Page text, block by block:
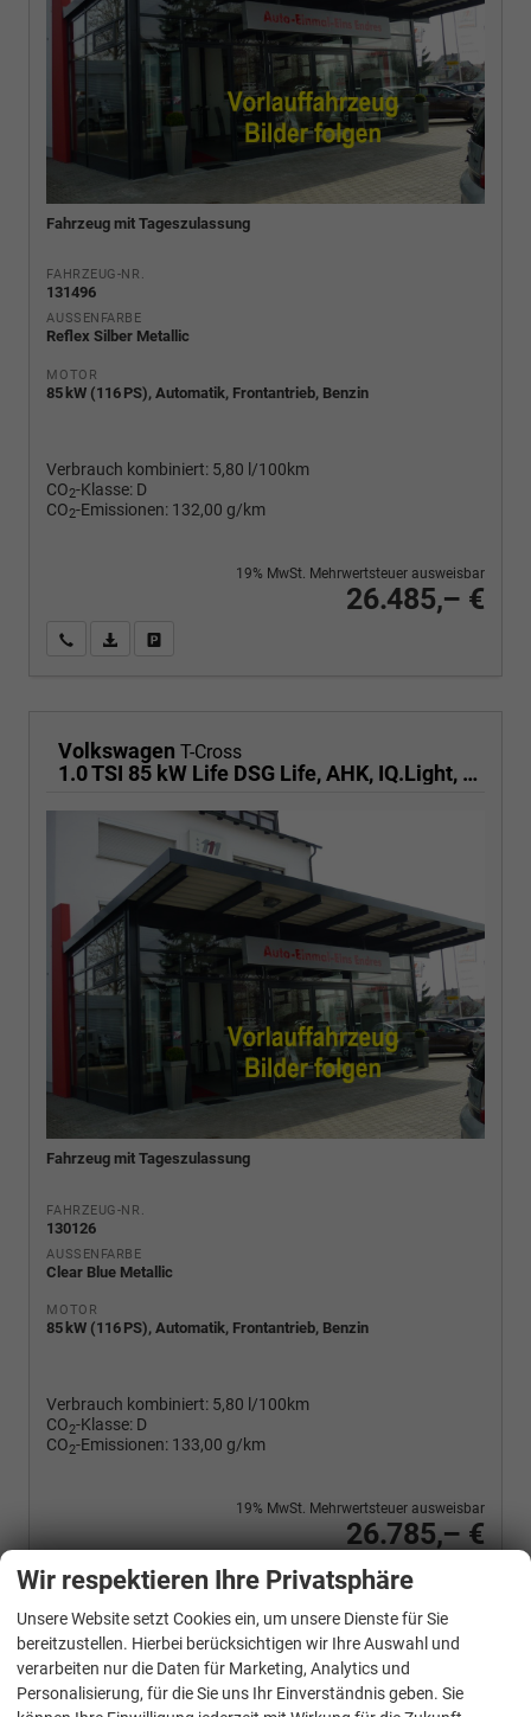
Fahrzeug mit Tageszulassung
FAHRZEUG-NR.
131496
AUSSENFARBE
Reflex Silber Metallic
MOTOR
85 kW (116 PS), Automatik, Frontantrieb, Benzin
Verbrauch kombiniert: 5,80 l/100km
CO2-Klasse: D
CO2-Emissionen: 132,00 g/km
26.485,– €
19% MwSt. Mehrwertsteuer ausweisbar
Wir rufen Sie anPDF-Fahrzeugexposé drucken
Volkswagen T-Cross
1.0 TSI 85 kW Life DSG Life, AHK, IQ.Light, Kamera, ACC, Side, Winter, 17-Zoll
Fahrzeug mit Tageszulassung
FAHRZEUG-NR.
130126
AUSSENFARBE
Clear Blue Metallic
MOTOR
85 kW (116 PS), Automatik, Frontantrieb, Benzin
Verbrauch kombiniert: 5,80 l/100km
CO2-Klasse: D
CO2-Emissionen: 133,00 g/km
26.785,– €
19% MwSt. Mehrwertsteuer ausweisbar
Wir rufen Sie an
PDF-Fahrzeugexposé drucken
Fahrzeug drucken, parken oder vergleichen
Volkswagen T-Cross
Wir respektieren Ihre Privatsphäre
Unsere Website setzt Cookies ein, um unsere Dienste für Sie
bereitzustellen. Hierbei berücksichtigen wir Ihre Auswahl und
verarbeiten nur die Daten für Marketing, Analytics und
Personalisierung, für die Sie uns Ihr Einverständnis geben. Sie